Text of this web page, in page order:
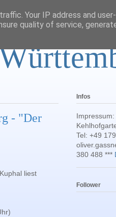
- "Der
liest
Infos
Tel: +49
380 488 ***
Follower
Your IP address and
quality of service,